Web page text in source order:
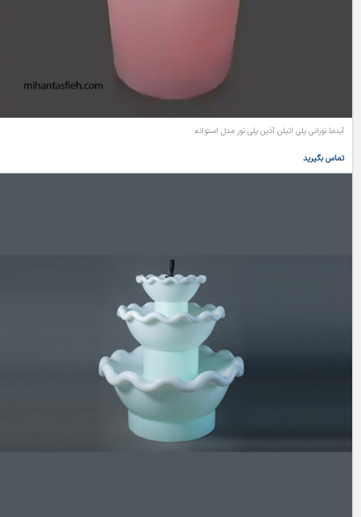
آبنما نورانی پلی اتیلن آذین پلی نور مدل استوانه
تماس بگیرید